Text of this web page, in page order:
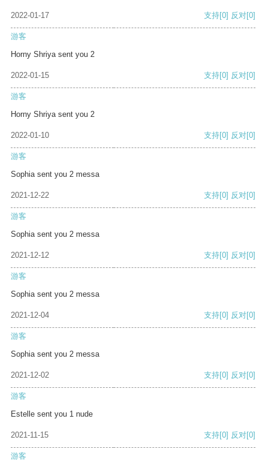
2022-01-17 支持[0] 反对[0]
游客
Horny Shriya sent you 2
2022-01-15 支持[0] 反对[0]
游客
Horny Shriya sent you 2
2022-01-10 支持[0] 反对[0]
游客
Sophia sent you 2 messa
2021-12-22 支持[0] 反对[0]
游客
Sophia sent you 2 messa
2021-12-12 支持[0] 反对[0]
游客
Sophia sent you 2 messa
2021-12-04 支持[0] 反对[0]
游客
Sophia sent you 2 messa
2021-12-02 支持[0] 反对[0]
游客
Estelle sent you 1 nude
2021-11-15 支持[0] 反对[0]
游客